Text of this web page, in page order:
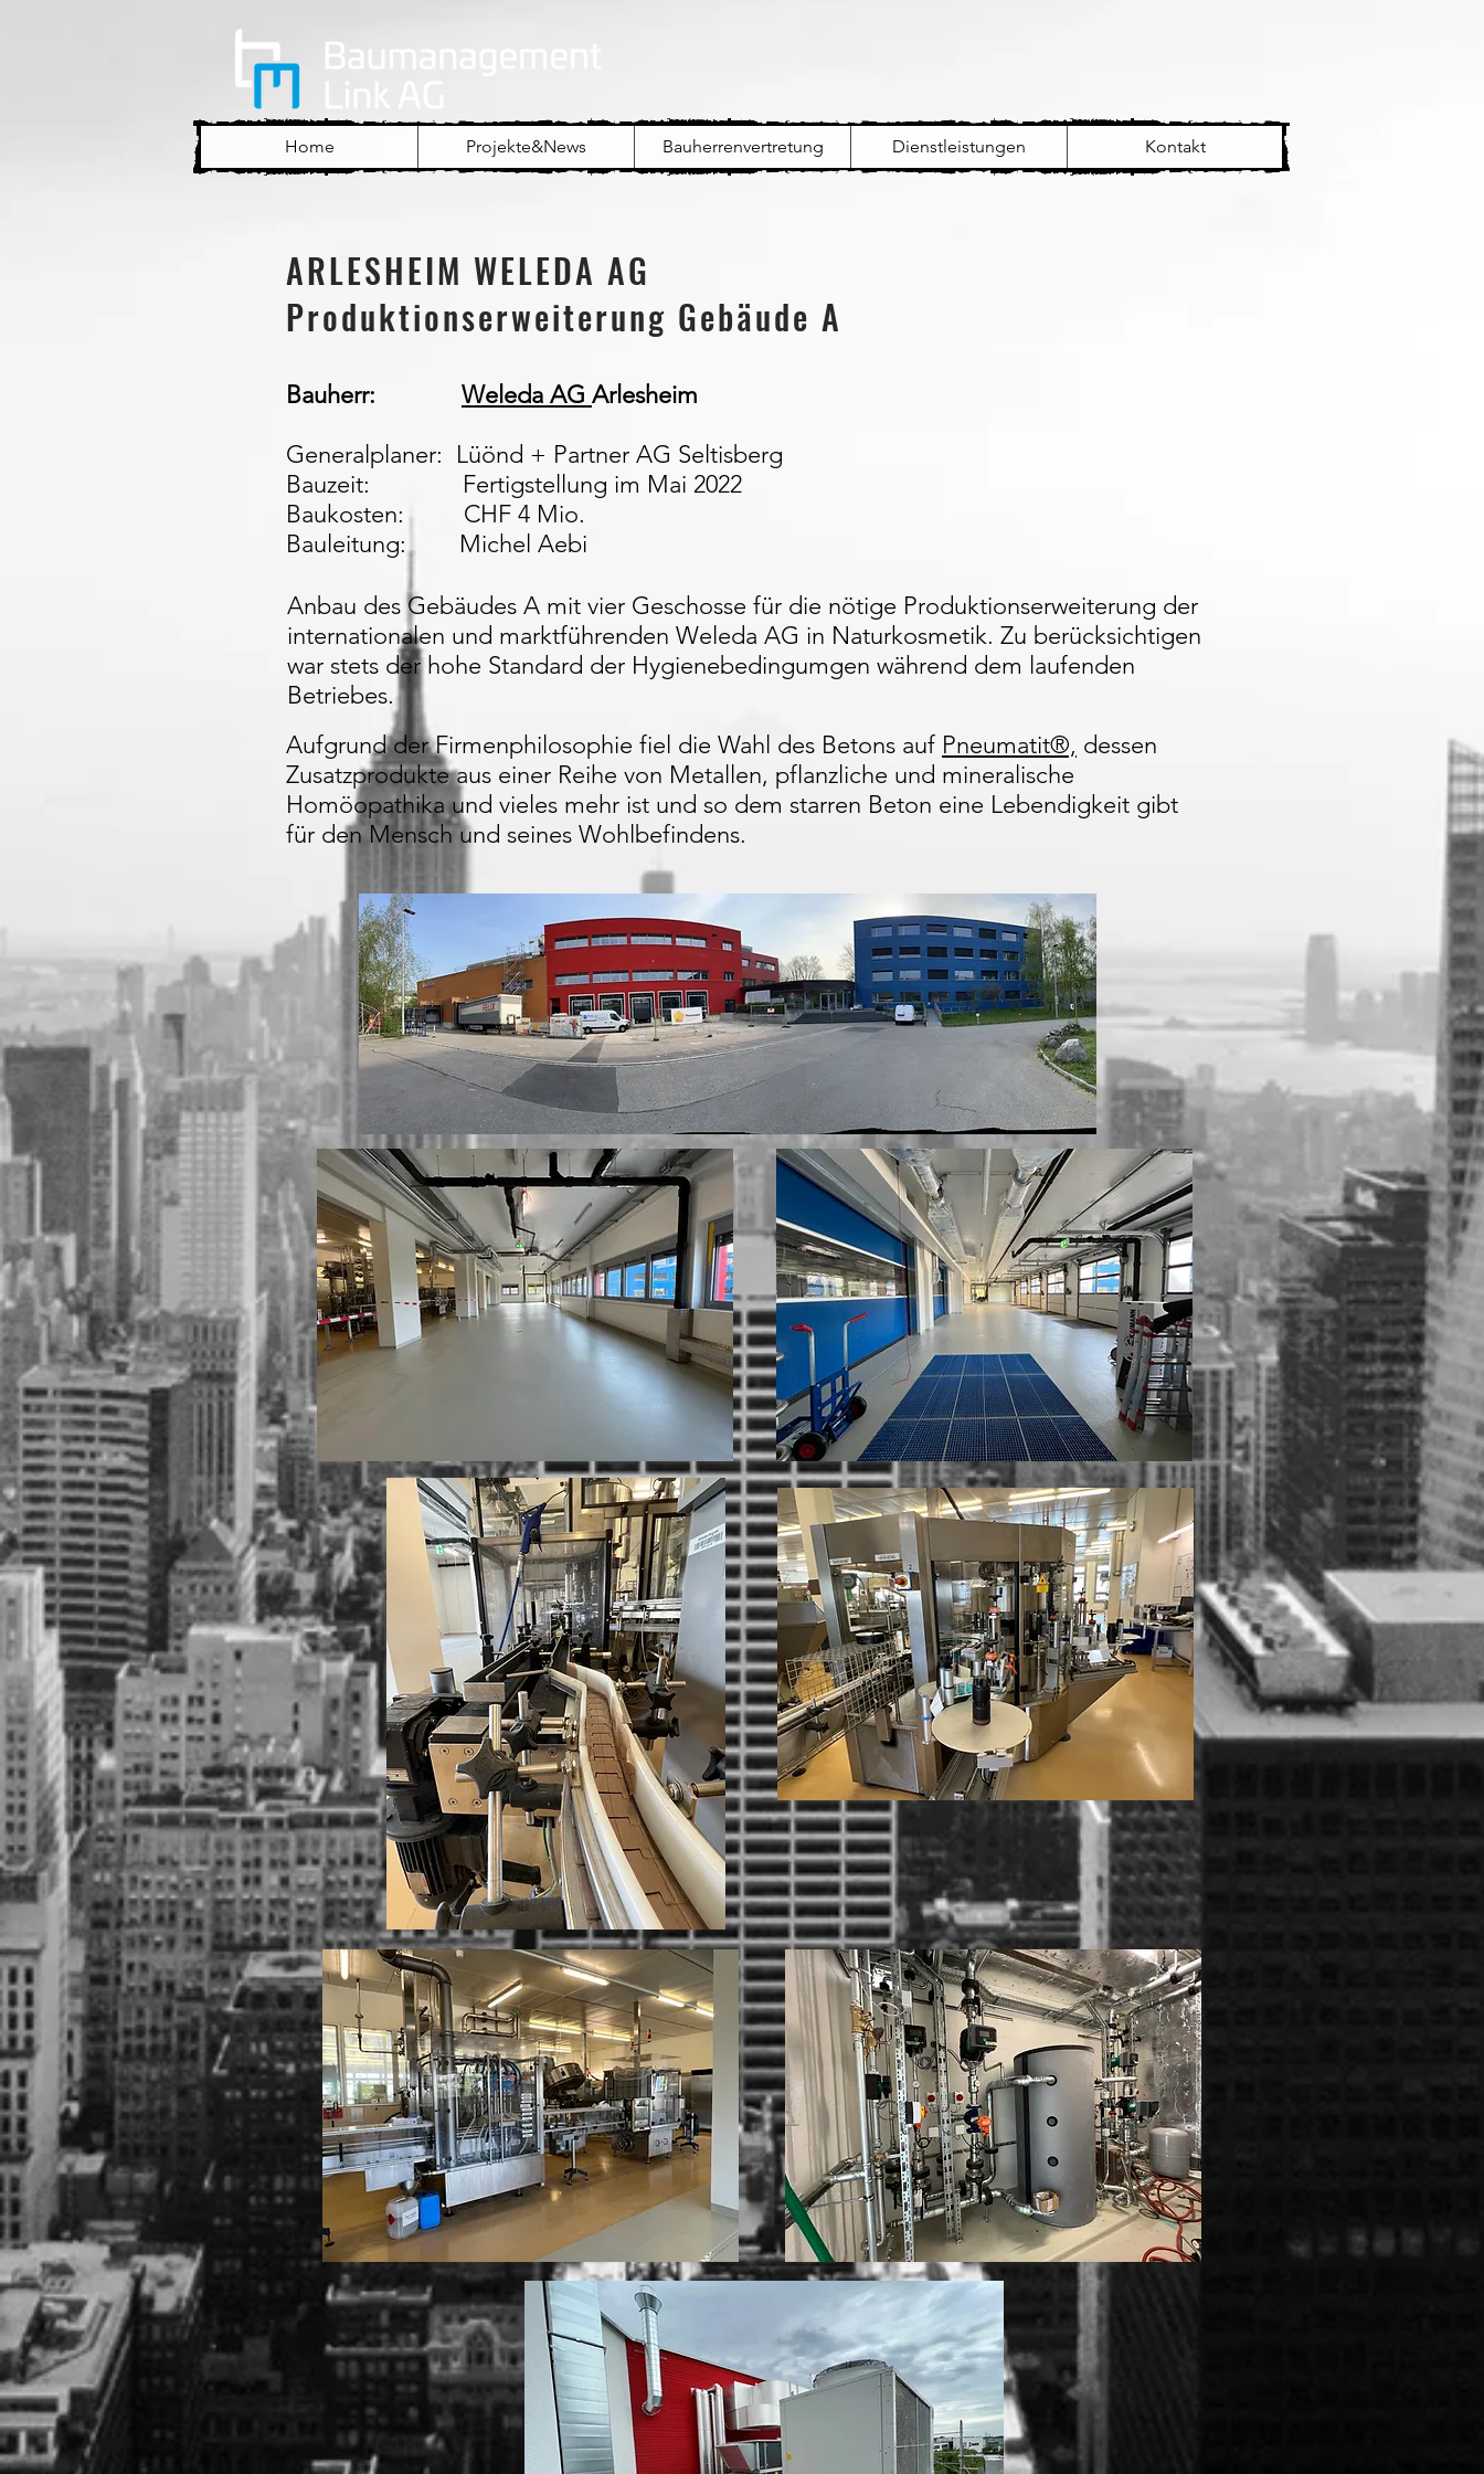
Home Projekte&News Bauherrenvertretung Dienstleistungen Kontakt
ARLESHEIM WELEDA AG
Produktionserweiterung Gebäude A
Bauherr: Weleda AG Arlesheim
Generalplaner: Lüönd + Partner AG Seltisberg
Bauzeit: Fertigstellung im Mai 2022
Baukosten: CHF 4 Mio.
Bauleitung: Michel Aebi
Anbau des Gebäudes A mit vier Geschosse für die nötige Produktionserweiterung der
internationalen und marktführenden Weleda AG in Naturkosmetik. Zu berücksichtigen
war stets der hohe Standard der Hygienebedingumgen während dem laufenden
Betriebes.
Aufgrund der Firmenphilosophie fiel die Wahl des Betons auf Pneumatit®, dessen
Zusatzprodukte aus einer Reihe von Metallen, pflanzliche und mineralische
Homöopathika und vieles mehr ist und so dem starren Beton eine Lebendigkeit gibt
für den Mensch und seines Wohlbefindens.